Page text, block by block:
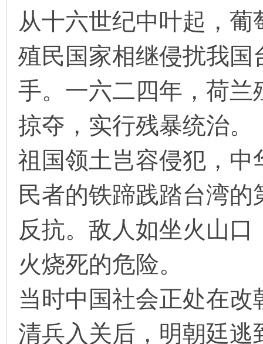
从十六世纪中叶起，
殖民国家相继侵扰我
手。一六二四年，荷
掠夺，实行残暴统治。
祖国领土岂容侵犯，
民者的铁蹄践踏台湾
反抗。敌人如坐火山
火烧死的危险。
当时中国社会正处在
清兵入关后，明朝廷